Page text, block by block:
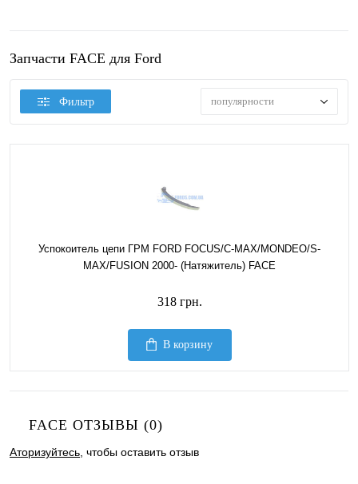
Запчасти FACE для Ford
Фильтр популярности
Успокоитель цепи ГРМ FORD FOCUS/C-MAX/MONDEO/S-
MAX/FUSION 2000- (Натяжитель) FACE
318 грн.
В корзину
FACE ОТЗЫВЫ (0)
Аторизуйтесь , чтобы оставить отзыв